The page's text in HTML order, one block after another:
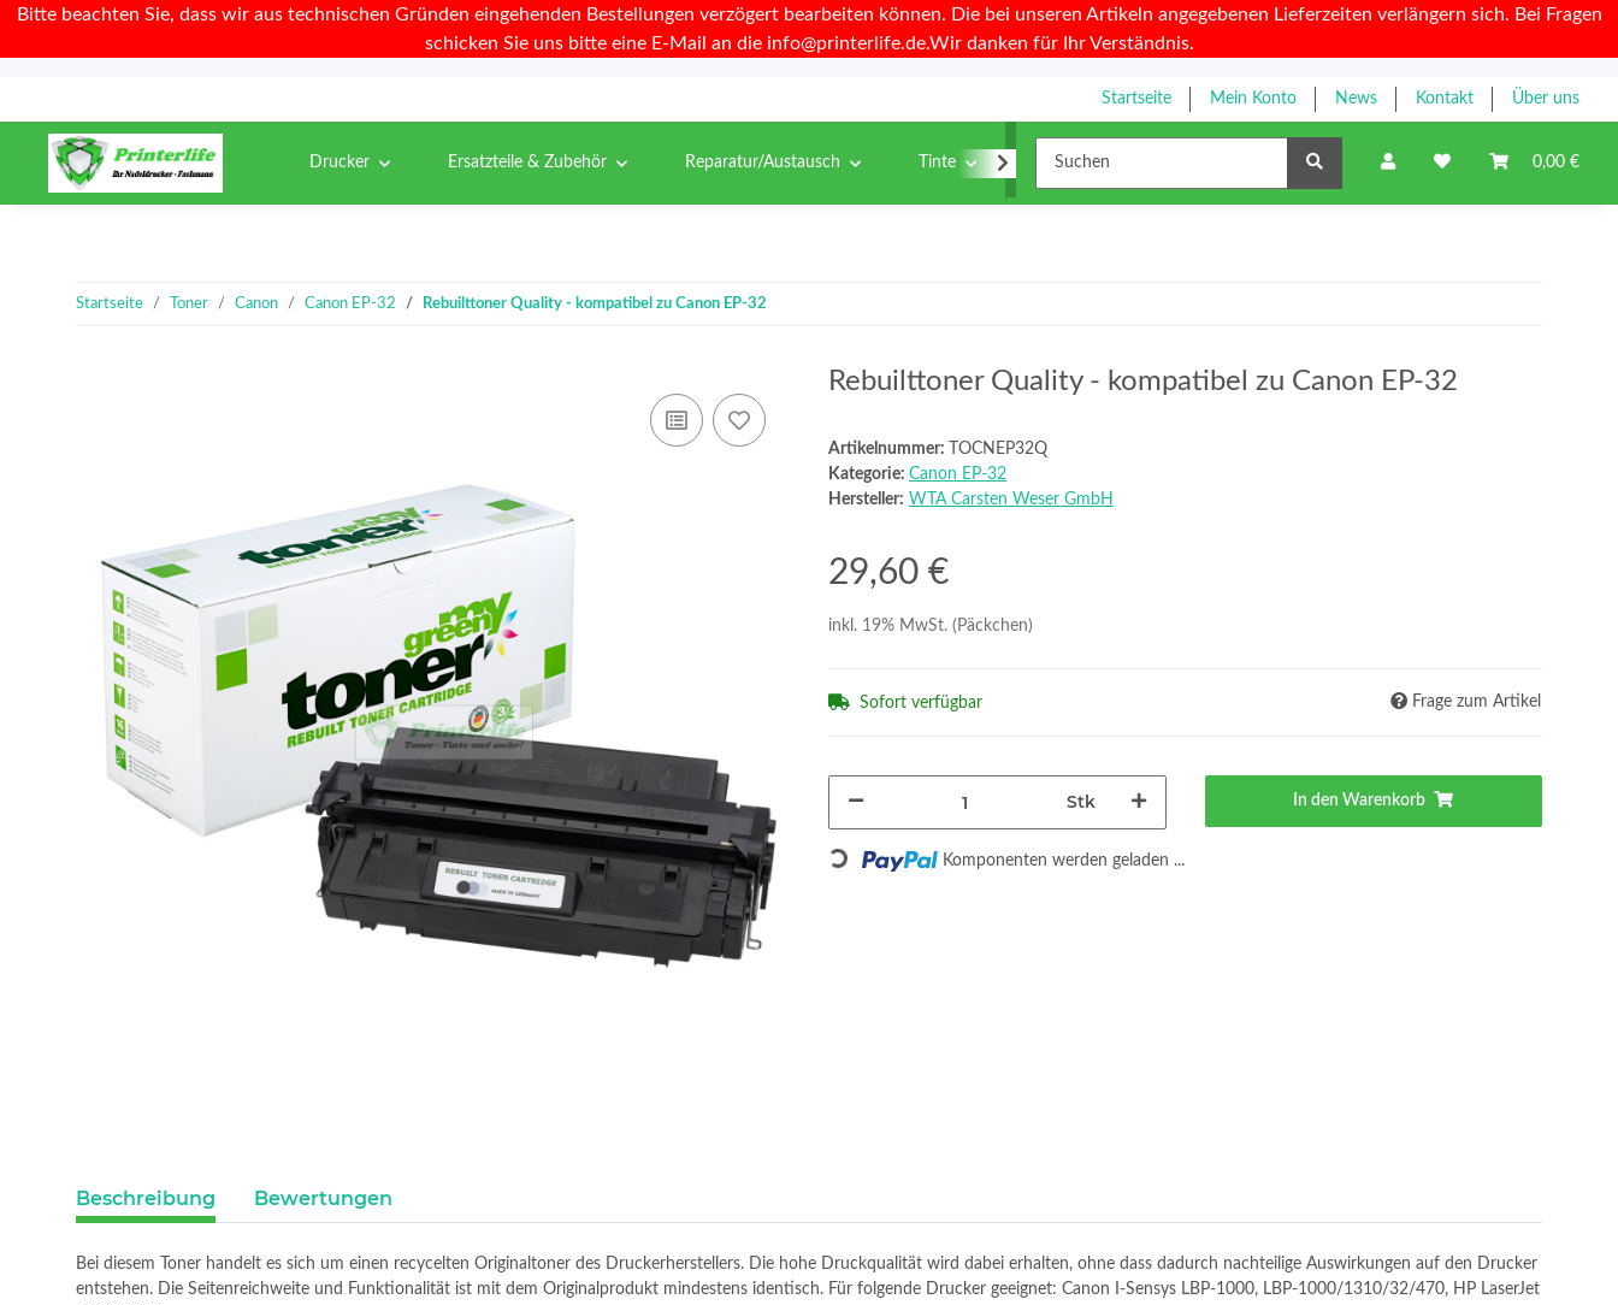
Bitte beachten Sie, dass wir aus technischen Gründen eingehenden Bestellungen verzögert bearbeiten können. Die bei unseren Artikeln angegebenen Lieferzeiten verlängern sich. Bei Fragen
schicken Sie uns bitte eine E-Mail an die info@printerlife.de.Wir danken für Ihr Verständnis.
Startseite Mein Konto News Kontakt Über uns
0,00 €
Drucker Ersatzteile & Zubehör Reparatur/Austausch Tinte Toner
Startseite Toner Canon Canon EP-32 Rebuilttoner Quality - kompatibel zu Canon EP-32
Rebuilttoner Quality - kompatibel zu Canon EP-32
Artikelnummer:
TOCNEP32Q
Kategorie: Canon EP-32
Hersteller: WTA Carsten Weser GmbH
29,60 €
inkl. 19% MwSt. (Päckchen)
Sofort verfügbar Frage zum Artikel
Stk In den Warenkorb
Loading... Komponenten werden geladen ...
Beschreibung Bewertungen
Bei diesem Toner handelt es sich um einen recycelten Originaltoner des Druckerherstellers. Die hohe Druckqualität wird dabei erhalten, ohne dass dadurch nachteilige Auswirkungen auf den Drucker
entstehen. Die Seitenreichweite und Funktionalität ist mit dem Originalprodukt mindestens identisch. Für folgende Drucker geeignet: Canon I-Sensys LBP-1000, LBP-1000/1310/32/470, HP LaserJet